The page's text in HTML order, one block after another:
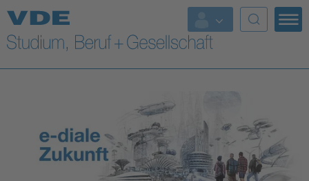
Top Themen
Fokusthemen
AI & Digital Trust